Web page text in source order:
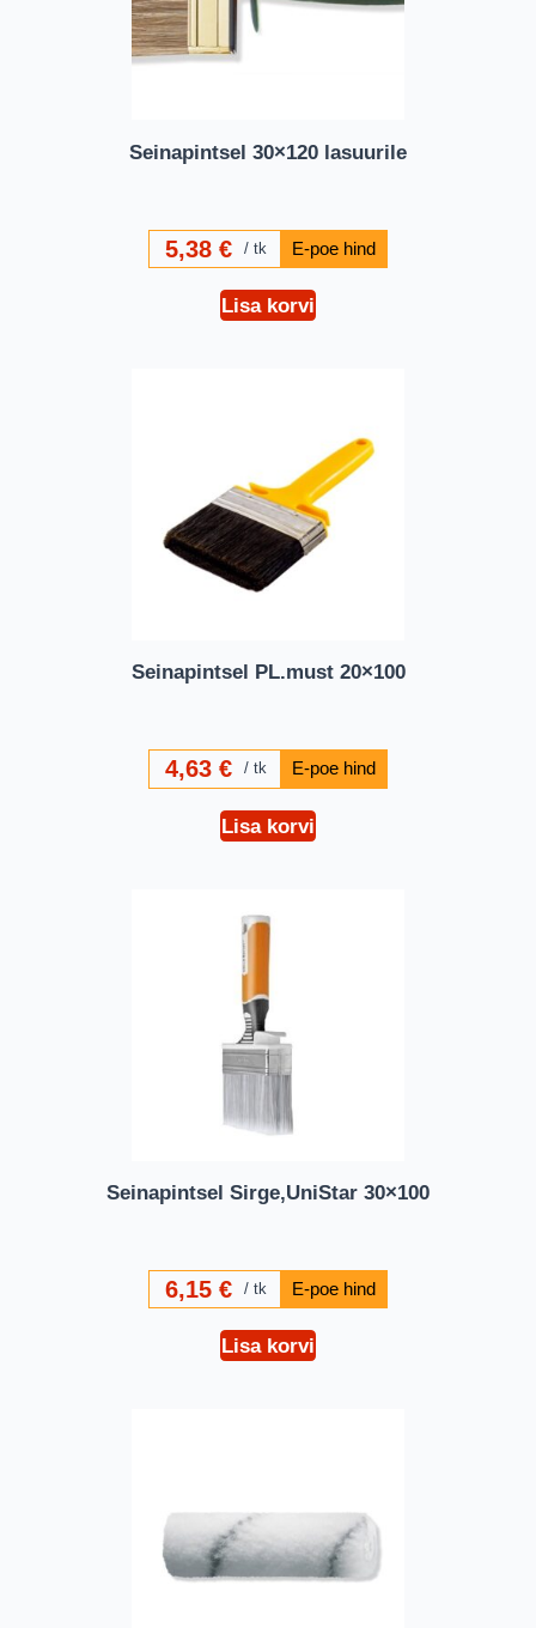
Seinapintsel 30×120 lasuurile
5,38€ tk
Lisa korvi
Seinapintsel PL.must 20×100
4,63€ tk
Lisa korvi
Seinapintsel Sirge,UniStar 30×100
6,15€ tk
Lisa korvi